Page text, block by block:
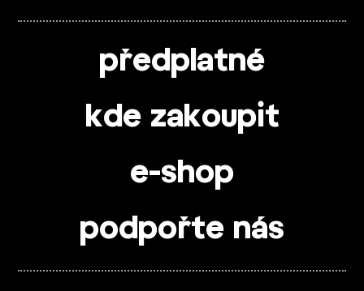
předplatné
kde zakoupit
e-shop
podpořte nás